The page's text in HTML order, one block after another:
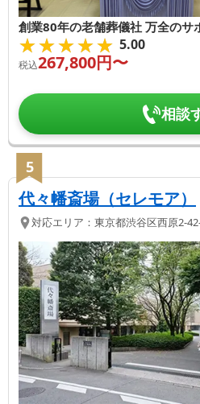
創業80年の老舗葬儀社 万全のサ
★★★★★
★★★★★ 5.00
税込267,800円〜
相談
5
代々幡斎場（セレモア）
対応エリア： 東京都渋谷区西原2-